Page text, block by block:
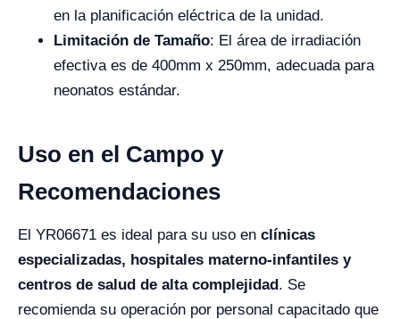
en la planificación eléctrica de la unidad.
Limitación de Tamaño: El área de irradiación
efectiva es de 400mm x 250mm, adecuada para
neonatos estándar.
Uso en el Campo y
Recomendaciones
El YR06671 es ideal para su uso en clínicas
especializadas, hospitales materno-infantiles y
centros de salud de alta complejidad. Se
recomienda su operación por personal capacitado que